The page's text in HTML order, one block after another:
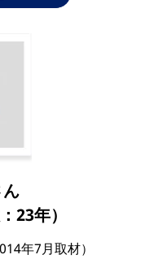
23年）
年7月取材）